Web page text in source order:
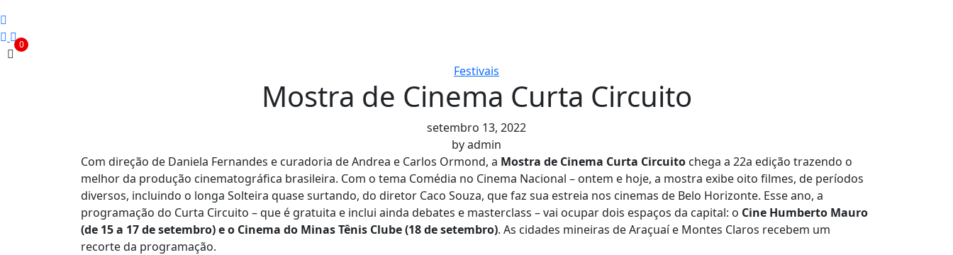
0
Festivais
Mostra de Cinema Curta Circuito
setembro 13, 2022
byadmin
Com direção de Daniela Fernandes e curadoria de Andrea e Carlos Ormond, a Mostra de Cinema Curta Circuito chega a 22a edição trazendo o
melhor da produção cinematográfica brasileira. Com o tema Comédia no Cinema Nacional – ontem e hoje, a mostra exibe oito filmes, de períodos
diversos, incluindo o longa Solteira quase surtando, do diretor Caco Souza, que faz sua estreia nos cinemas de Belo Horizonte. Esse ano, a
programação do Curta Circuito – que é gratuita e inclui ainda debates e masterclass – vai ocupar dois espaços da capital: o Cine Humberto Mauro
(de 15 a 17 de setembro) e o Cinema do Minas Tênis Clube (18 desetembro). As cidades mineiras de Araçuaí e Montes Claros recebem um
recorte da programação.